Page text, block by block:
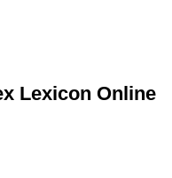
Lexicon Online